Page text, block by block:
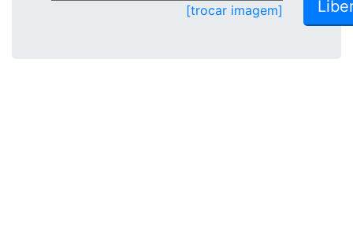
[trocar imagem]